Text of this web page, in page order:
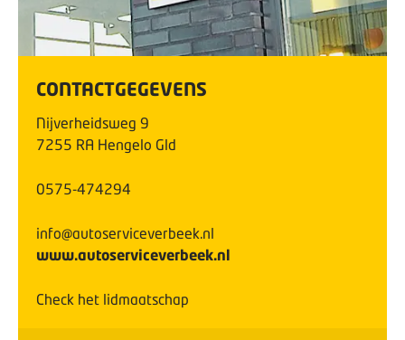
CONTACTGEGEVENS
Nijverheidsweg 9
7255 RA Hengelo Gld
0575-474294
info@autoserviceverbeek.nl
www.autoserviceverbeek.nl
Check het lidmaatschap